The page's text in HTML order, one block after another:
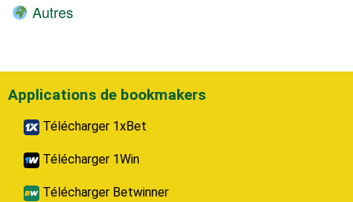
Autres
Applications de bookmakers
Télécharger 1xBet
Télécharger 1Win
Télécharger Betwinner